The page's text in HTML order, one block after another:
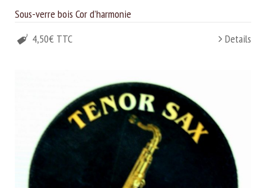
Sous-verre bois Cor d’harmonie
4,50€ TTC
Details